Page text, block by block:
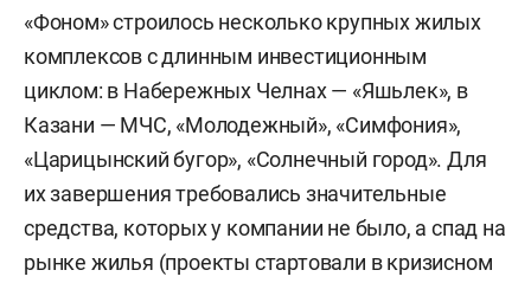
«Фоном» строилось несколько крупных жилых
комплексов с длинным инвестиционным
циклом: в Набережных Челнах — «Яшьлек», в
Казани — МЧС, «Молодежный», «Симфония»,
«Царицынский бугор», «Солнечный город». Для
их завершения требовались значительные
средства, которых у компании не было, а спад на
рынке жилья (проекты стартовали в кризисном